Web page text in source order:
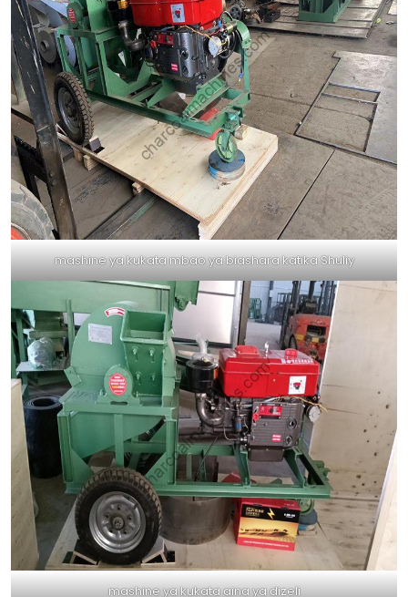
mashine ya kukata mbao ya biashara katika Shuliy
mashine ya kukata aina ya dizeli